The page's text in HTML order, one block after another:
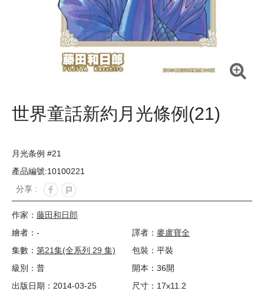
世界童話新約月光條例(21)
月光条例 #21
產品編號:10100221
分享 :
作家： 藤田和日郎
繪者：-
譯者： 麥盧寶全
集數： 第21集(全系列 29 集)
包裝：平裝
級別：普
開本：36開
出版日期：2014-03-25
尺寸：17x11.2